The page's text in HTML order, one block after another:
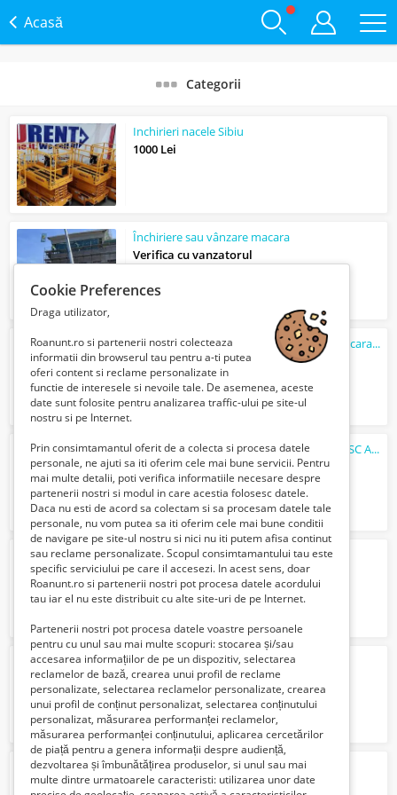
Acasă
Categorii
Inchirieri nacele Sibiu
1000 Lei
Închiriere sau vânzare macara
Verifica cu vanzatorul
Mareko Invest inchiriaza: macara automacara intre 18 si 80 tone, Manitou si nace...
150 Lei
Furnizare utilaje performante noi pentru SC Alb Construct SRL
3488391 Lei
Închiriez Lift Exterior /Nacela
Verifica cu vanzatorul
Vânzare Nacelaprb
Verifica cu vanzatorul
Inchiriere nacele PRB
95 Lei
Cookie Preferences
Draga utilizator,
Roanunt.ro si partenerii nostri colecteaza
informatii din browserul tau pentru a-ti putea
oferi content si reclame personalizate in
functie de interesele si nevoile tale. De asemenea, aceste
date sunt folosite pentru analizarea traffic-ului pe site-ul
nostru si pe Internet.
Prin consimtamantul oferit de a colecta si procesa datele
personale, ne ajuti sa iti oferim cele mai bune servicii. Pentru
mai multe detalii, poti verifica informatiile necesare despre
partenerii nostri si modul in care acestia folosesc datele.
Daca nu esti de acord sa colectam si sa procesam datele tale
personale, nu vom putea sa iti oferim cele mai bune conditii
de navigare pe site-ul nostru si nici nu iti putem afisa continut
sau reclame personalizate. Scopul consimtamantului tau este
specific serviciului pe care il accesezi. In acest sens, doar
Roanunt.ro si partenerii nostri pot procesa datele acordului
tau iar el nu este distribuit cu alte site-uri de pe Internet.
Partenerii nostri pot procesa datele voastre persoanele
pentru cu unul sau mai multe scopuri: stocarea și/sau
accesarea informațiilor de pe un dispozitiv, selectarea
reclamelor de bază, crearea unui profil de reclame
personalizate, selectarea reclamelor personalizate, crearea
unui profil de conținut personalizat, selectarea conținutului
personalizat, măsurarea performanței reclamelor,
măsurarea performanței conținutului, aplicarea cercetărilor
de piață pentru a genera informații despre audiență,
dezvoltarea și îmbunătățirea produselor, si unul sau mai
multe dintre urmatoarele caracteristi: utilizarea unor date